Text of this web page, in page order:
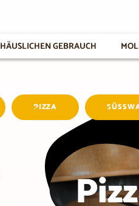
HÄUSLICHEN GEBRAUCH
PIZZA